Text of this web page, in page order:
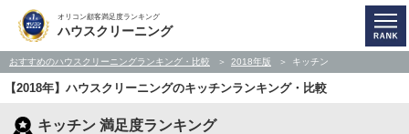
オリコン顧客満足度ランキング
ハウスクリーニング
おすすめのハウスクリーニングランキング・比較 2018年版 キッチン
【2018年】ハウスクリーニングのキッチンランキング・比較
キッチン 満足度ランキング